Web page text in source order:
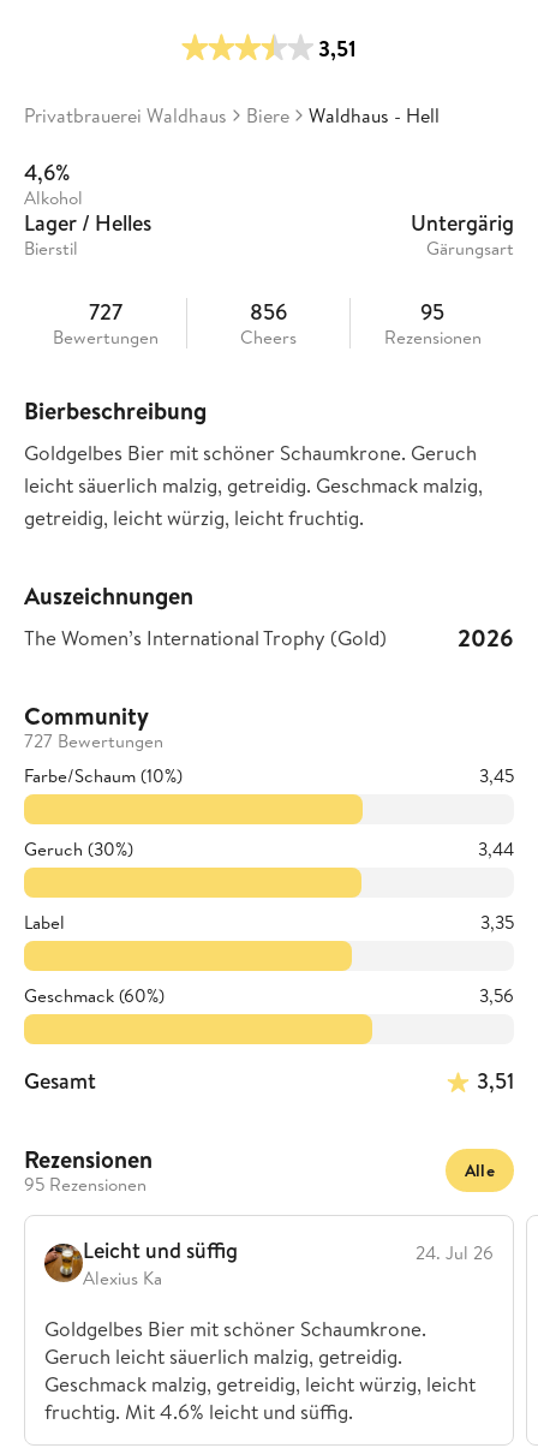
3,51
Privatbrauerei Waldhaus Biere Waldhaus - Hell
4,6%
Alkohol
Lager / Helles
Bierstil
Untergärig
Gärungsart
727
Bewertungen
856
Cheers
95
Rezensionen
Bierbeschreibung
Goldgelbes Bier mit schöner Schaumkrone. Geruch
leicht säuerlich malzig, getreidig. Geschmack malzig,
getreidig, leicht würzig, leicht fruchtig.
Auszeichnungen
The Women’s International Trophy (Gold) 2026
Community
727 Bewertungen
Farbe/Schaum (10%)
3,45
Geruch (30%) 3,44
Label 3,35
Geschmack (60%) 3,56
Gesamt 3,51
Rezensionen
95 Rezensionen
Alle
Leicht und süffig
Alexius Ka
24. Jul 26
Goldgelbes Bier mit schöner Schaumkrone.
Geruch leicht säuerlich malzig, getreidig.
Geschmack malzig, getreidig, leicht würzig, leicht
fruchtig. Mit 4.6% leicht und süffig.